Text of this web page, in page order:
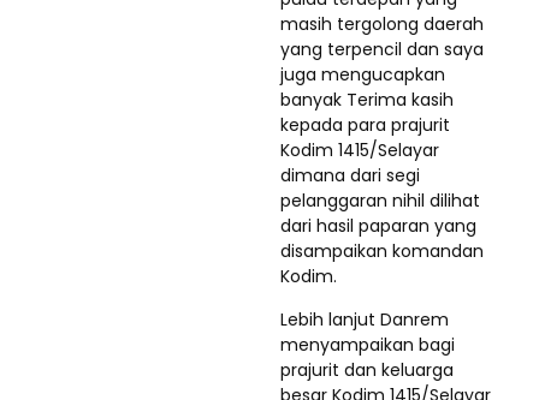
masih tergolong daerah
yang terpencil dan saya
juga mengucapkan
banyak Terima kasih
kepada para prajurit
Kodim 1415/Selayar
dimana dari segi
pelanggaran nihil dilihat
dari hasil paparan yang
disampaikan komandan
Kodim.
Lebih lanjut Danrem
menyampaikan bagi
prajurit dan keluarga
besar Kodim 1415/Selayar